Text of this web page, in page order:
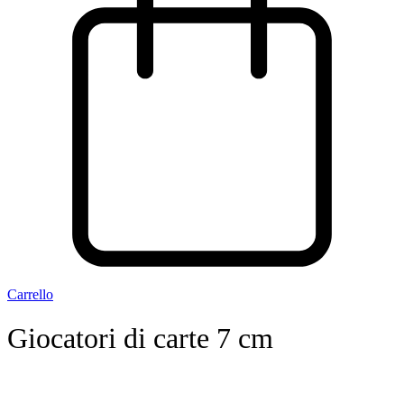
Carrello
Giocatori di carte 7 cm